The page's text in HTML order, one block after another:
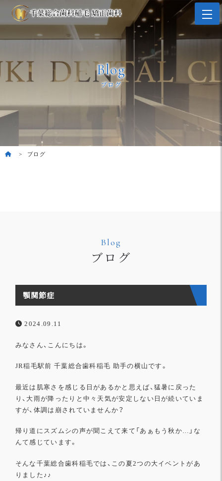
Blog
ブログ
ブログ
Blog
ブログ
顎関節症
2024.09.11
みなさん、こんにちは。
JR稲毛駅前 千葉総合歯科稲毛 助手の横山です。
最近は肌寒さを感じる日があるかと思えば、猛暑に戻った
り、 大雨が降ったりと中々天気が安定しない日が続いていま
すが、 体調は崩されていませんか？
帰り道にスズムシの声が聞こえて来て「あぁもう秋か…」 な
んて感じています。
そんな千葉総合歯科稲毛では、 この夏2つの大イベントがあ
りました♪♪